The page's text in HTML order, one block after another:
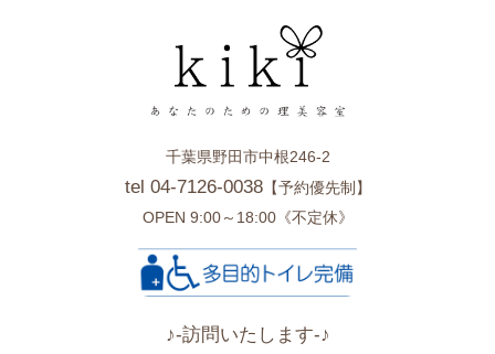
千葉県野田市中根246-2
tel 04-7126-0038【予約優先制】
OPEN 9:00～18:00《不定休》
♪-訪問いたします-♪